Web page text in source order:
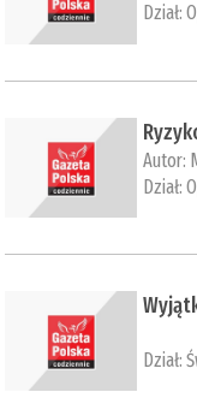
Dział:
Autor:
Dział:
Dział: